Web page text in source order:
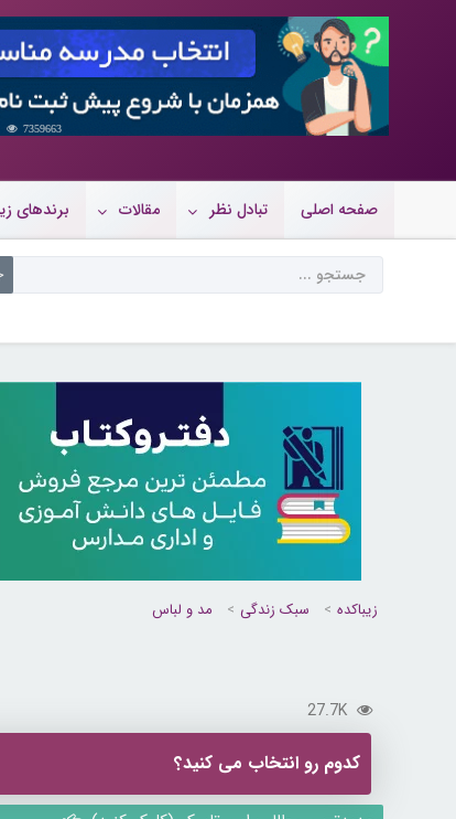
7359663
صفحه اصلی تبادل نظر مقالات برندهای
زیباکده سبک زندگی مد و لباس
27.7K
کدوم رو انتخاب می کنید؟